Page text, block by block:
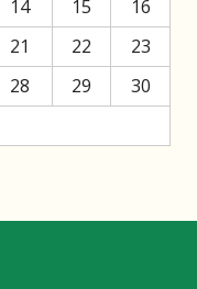
14 15
16
21 22
23
28 29
30